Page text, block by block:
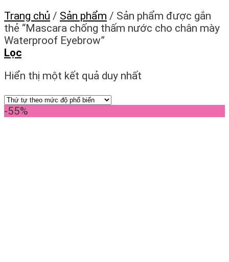
Trang chủ / Sản phẩm / Sản phẩm được gắn
thẻ “Mascara chống thấm nước cho chân mày
Waterproof Eyebrow”
Lọc
Hiển thị một kết quả duy nhất
-55%